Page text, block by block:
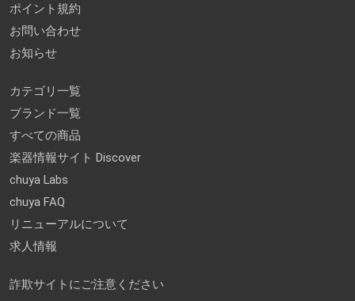
ポイント規約
お問い合わせ
お知らせ
カテゴリ一覧
ブランド一覧
すべての商品
楽器情報サイト Discover
chuya Labs
chuya FAQ
リニューアルについて
求人情報
詐欺サイトにご注意ください